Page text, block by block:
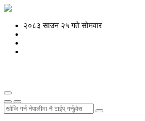
२०८३ साउन २५ गते सोमवार